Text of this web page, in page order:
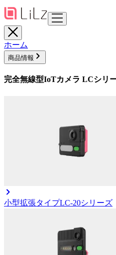
ホーム
商品情報
完全無線型IoTカメラ LCシリ
小型拡張タイプLC-20シリーズ